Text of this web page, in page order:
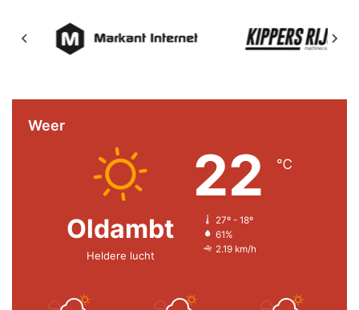
Weer
Oldambt
Heldere lucht
22 ℃
27º - 18º
61%
2.19 km/h